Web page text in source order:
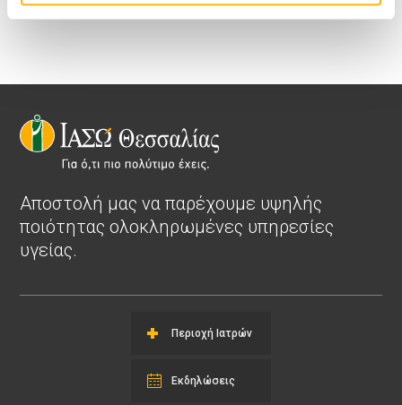
Αποστολή μας να παρέχουμε υψηλής
ποιότητας ολοκληρωμένες υπηρεσίες
υγείας.
Περιοχή Ιατρών
Εκδηλώσεις